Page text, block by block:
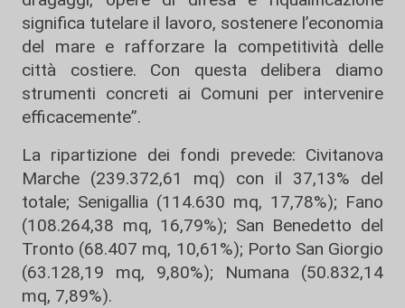
significa tutelare il lavoro, sostenere l’economia
del mare e rafforzare la competitività delle
città costiere. Con questa delibera diamo
strumenti concreti ai Comuni per intervenire
efficacemente”.
La ripartizione dei fondi prevede: Civitanova
Marche (239.372,61 mq) con il 37,13% del
totale; Senigallia (114.630 mq, 17,78%); Fano
(108.264,38 mq, 16,79%); San Benedetto del
Tronto (68.407 mq, 10,61%); Porto San Giorgio
(63.128,19 mq, 9,80%); Numana (50.832,14
mq, 7,89%).